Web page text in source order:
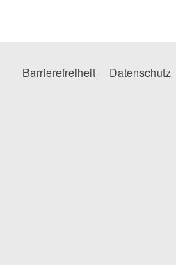
Barrierefreiheit Datenschutz